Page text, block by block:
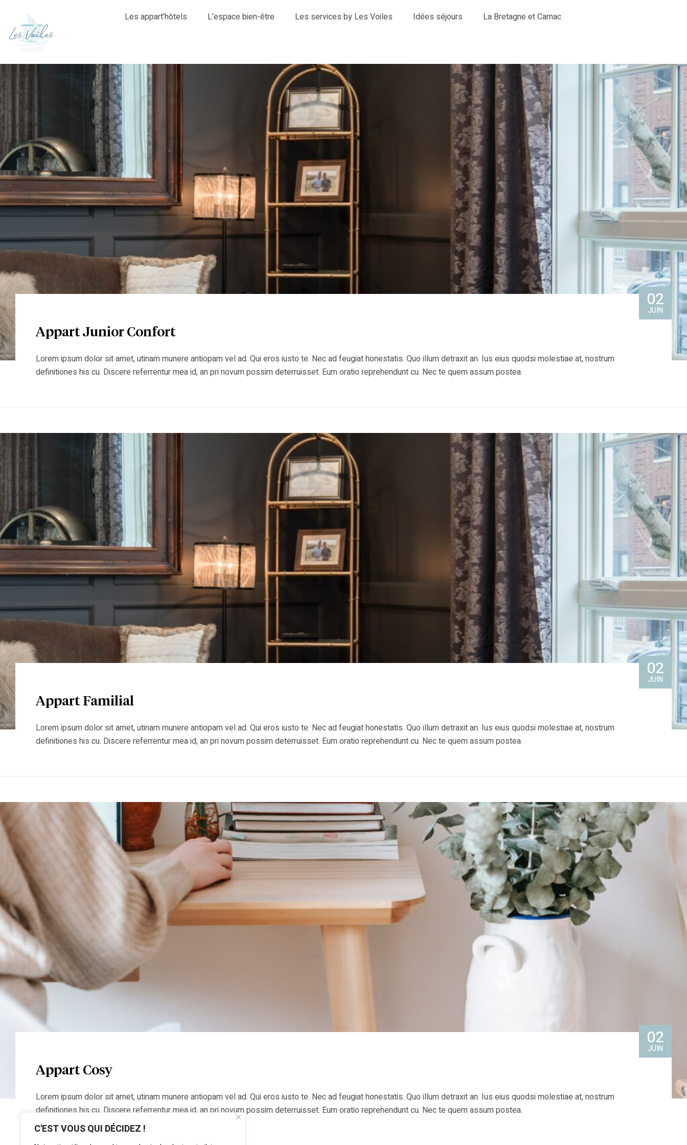
C'EST VOUS QUI DÉCIDEZ !
Les appart’hôtels L’espace bien-être Les services by Les Voiles Idées séjours La Bretagne et Carnac
02
JUIN
Appart Junior Confort
Lorem ipsum dolor sit amet, utinam munere antiopam vel ad. Qui eros iusto te. Nec ad feugiat honestatis. Quo illum detraxit an. Ius eius quodsi molestiae at, nostrum
definitiones his cu. Discere referrentur mea id, an pri novum possim deterruisset. Eum oratio reprehendunt cu. Nec te quem assum postea.
02
JUIN
Appart Familial
Lorem ipsum dolor sit amet, utinam munere antiopam vel ad. Qui eros iusto te. Nec ad feugiat honestatis. Quo illum detraxit an. Ius eius quodsi molestiae at, nostrum
definitiones his cu. Discere referrentur mea id, an pri novum possim deterruisset. Eum oratio reprehendunt cu. Nec te quem assum postea.
02
JUIN
Appart Cosy
Lorem ipsum dolor sit amet, utinam munere antiopam vel ad. Qui eros iusto te. Nec ad feugiat honestatis. Quo illum detraxit an. Ius eius quodsi molestiae at, nostrum
definitiones his cu. Discere referrentur mea id, an pri novum possim deterruisset. Eum oratio reprehendunt cu. Nec te quem assum postea.